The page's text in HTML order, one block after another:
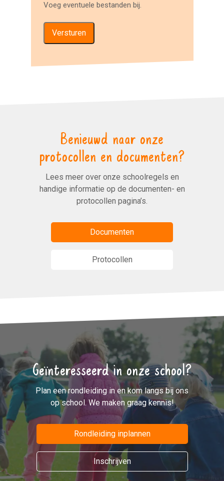
Voeg eventuele bestanden bij.
Versturen
Benieuwd naar onze
protocollen en documenten?
Lees meer over onze schoolregels en
handige informatie op de documenten- en
protocollen pagina’s.
Documenten
Protocollen
Geïnteresseerd in onze school?
Plan een rondleiding in en kom langs bij ons
op school. We maken graag kennis!
Rondleiding inplannen
Inschrijven